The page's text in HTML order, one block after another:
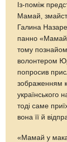
Із-поміж
Мамай,
Галина
панно
тому
волонтером
попросив
зображенням
українського
тоді саме
вона її й
«Мамай у